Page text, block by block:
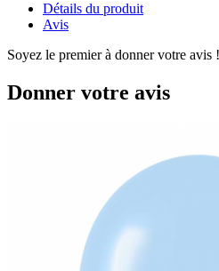
Détails du produit
Avis
Soyez le premier à donner votre avis !
Donner votre avis